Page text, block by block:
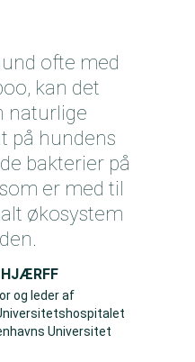
ofte med
kan det
naturlige
på hundens
bakterier på
er med til
økosystem
og leder af
Universitet